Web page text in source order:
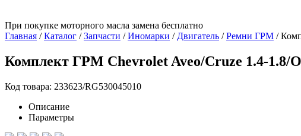
При покупке моторного масла замена бесплатно
Главная /Каталог /Запчасти /Иномарки / Двигатель /Ремни ГРМ /
Комплект ГРМ Chevrolet Aveo/Cruze 1.4-1.8/
Код товара: 233623/RG530045010
Описание
Параметры